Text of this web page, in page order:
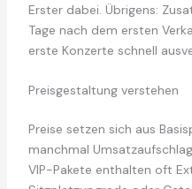
Erster dabei. Übrigens:
Tage nach dem ersten
erste Konzerte schnell
Preisgestaltung verstehen
Preise setzen sich aus
manchmal
VIP-Pakete enthalten oft